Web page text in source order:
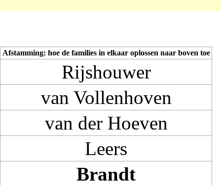
Afstamming: hoe de families in elkaar oplossen naar boven toe
Rijshouwer
van Vollenhoven
van der Hoeven
Leers
Brandt